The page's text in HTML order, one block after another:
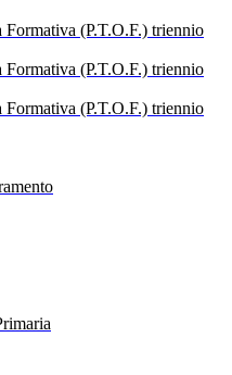
(P.T.O.F.) triennio
(P.T.O.F.) triennio
(P.T.O.F.) triennio